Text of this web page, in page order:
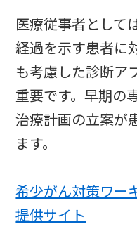
医療従事者として
経過を示す患者に
も考慮した診断ア
重要です。早期の
治療計画の立案が
ます。
希少がん対策ワー
提供サイト